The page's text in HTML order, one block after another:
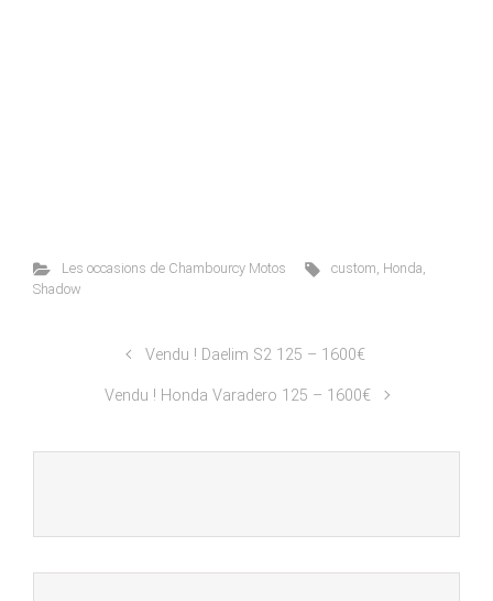
Les occasions de Chambourcy Motos custom, Honda,
Shadow
Vendu ! Daelim S2 125 – 1600€
Vendu ! Honda Varadero 125 – 1600€